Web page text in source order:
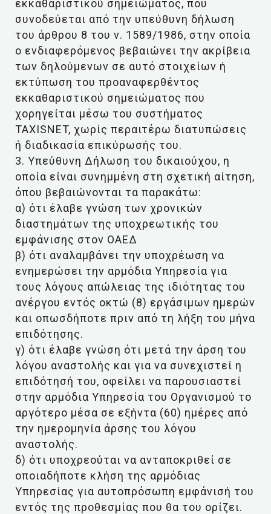
εκκαθαριστικού σημειώματος, που
συνοδεύεται από την υπεύθυνη δήλωση
του άρθρου 8 του ν. 1589/1986, στην οποία
ο ενδιαφερόμενος βεβαιώνει την ακρίβεια
των δηλούμενων σε αυτό στοιχείων ή
εκτύπωση του προαναφερθέντος
εκκαθαριστικού σημειώματος που
χορηγείται μέσω του συστήματος
TAXISNET, χωρίς περαιτέρω διατυπώσεις
ή διαδικασία επικύρωσής του.
3. Υπεύθυνη Δήλωση του δικαιούχου, η
οποία είναι συνημμένη στη σχετική αίτηση,
όπου βεβαιώνονται τα παρακάτω:
α) ότι έλαβε γνώση των χρονικών
διαστημάτων της υποχρεωτικής του
εμφάνισης στον ΟΑΕΔ
β) ότι αναλαμβάνει την υποχρέωση να
ενημερώσει την αρμόδια Υπηρεσία για
τους λόγους απώλειας της ιδιότητας του
ανέργου εντός οκτώ (8) εργάσιμων ημερών
και οπωσδήποτε πριν από τη λήξη του μήνα
επιδότησης.
γ) ότι έλαβε γνώση ότι μετά την άρση του
λόγου αναστολής και για να συνεχιστεί η
επιδότησή του, οφείλει να παρουσιαστεί
στην αρμόδια Υπηρεσία του Οργανισμού το
αργότερο μέσα σε εξήντα (60) ημέρες από
την ημερομηνία άρσης του λόγου
αναστολής.
δ) ότι υποχρεούται να ανταποκριθεί σε
οποιαδήποτε κλήση της αρμόδιας
Υπηρεσίας για αυτοπρόσωπη εμφάνισή του
εντός της προθεσμίας που θα του ορίζει.